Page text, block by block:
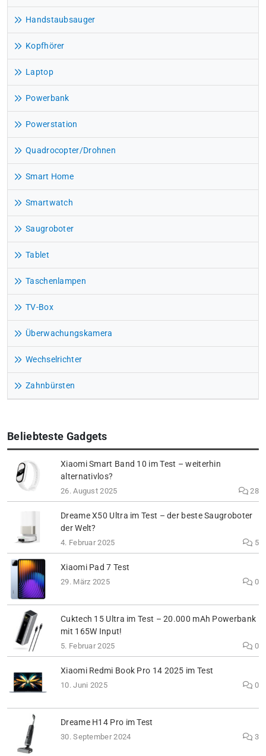
Handstaubsauger
Kopfhörer
Laptop
Powerbank
Powerstation
Quadrocopter/Drohnen
Smart Home
Smartwatch
Saugroboter
Tablet
Taschenlampen
TV-Box
Überwachungskamera
Wechselrichter
Zahnbürsten
Beliebteste Gadgets
Xiaomi Smart Band 10 im Test – weiterhin
alternativlos?
26. August 2025 28
Dreame X50 Ultra im Test – der beste Saugroboter
der Welt?
4. Februar 2025 5
Xiaomi Pad 7 Test
29. März 2025 0
Cuktech 15 Ultra im Test – 20.000 mAh Powerbank
mit 165W Input!
5. Februar 2025 0
Xiaomi Redmi Book Pro 14 2025 im Test
10. Juni 2025 0
Dreame H14 Pro im Test
30. September 2024 3